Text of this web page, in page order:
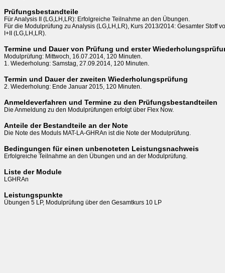
Prüfungsbestandteile
Für Analysis II (LG,LH,LR): Erfolgreiche Teilnahme an den Übungen.
Für die Modulprüfung zu Analysis (LG,LH,LR), Kurs 2013/2014: Gesamter Stoff
I+II (LG,LH,LR).
Termine und Dauer von Prüfung und erster
Modulprüfung: Mittwoch, 16.07.2014, 120 Minuten.
1. Wiederholung: Samstag, 27.09.2014, 120 Minuten.
Termin und Dauer der zweiten Wiederholungsprüfung
2. Wiederholung: Ende Januar 2015, 120 Minuten.
Anmeldeverfahren und Termine zu den Prüfungsbestandteilen
Die Anmeldung zu den Modulprüfungen erfolgt über Flex Now.
Anteile der Bestandteile an der Note
Die Note des Moduls MAT-LA-GHRAn ist die Note der Modulprüfung.
Bedingungen für einen unbenoteten Leistungsnachweis
Erfolgreiche Teilnahme an den Übungen und an der Modulprüfung.
Liste der Module
LGHRAn
Leistungspunkte
Übungen 5 LP, Modulprüfung über den Gesamtkurs 10 LP